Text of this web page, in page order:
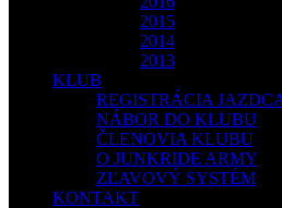
2015
2014
2013
KLUB
REGISTRÁCIA
NÁBOR DO KLUBU
ČLENOVIA KLUBU
O JUNKRIDE ARMY
ZĽAVOVÝ SYSTÉM
KONTAKT